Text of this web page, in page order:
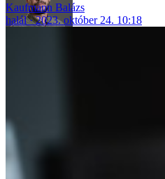
Kaufmann Balázs
halál
2023. október 24. 10:18